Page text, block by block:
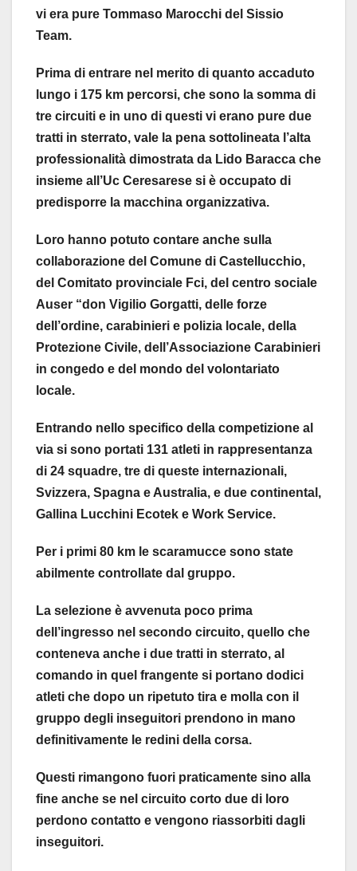
vi era pure Tommaso Marocchi del Sissio
Team.
Prima di entrare nel merito di quanto accaduto
lungo i 175 km percorsi, che sono la somma di
tre circuiti e in uno di questi vi erano pure due
tratti in sterrato, vale la pena sottolineata l’alta
professionalità dimostrata da Lido Baracca che
insieme all’Uc Ceresarese si è occupato di
predisporre la macchina organizzativa.
Loro hanno potuto contare anche sulla
collaborazione del Comune di Castellucchio,
del Comitato provinciale Fci, del centro sociale
Auser “don Vigilio Gorgatti, delle forze
dell’ordine, carabinieri e polizia locale, della
Protezione Civile, dell’Associazione Carabinieri
in congedo e del mondo del volontariato
locale.
Entrando nello specifico della competizione al
via si sono portati 131 atleti in rappresentanza
di 24 squadre, tre di queste internazionali,
Svizzera, Spagna e Australia, e due continental,
Gallina Lucchini Ecotek e Work Service.
Per i primi 80 km le scaramucce sono state
abilmente controllate dal gruppo.
La selezione è avvenuta poco prima
dell’ingresso nel secondo circuito, quello che
conteneva anche i due tratti in sterrato, al
comando in quel frangente si portano dodici
atleti che dopo un ripetuto tira e molla con il
gruppo degli inseguitori prendono in mano
definitivamente le redini della corsa.
Questi rimangono fuori praticamente sino alla
fine anche se nel circuito corto due di loro
perdono contatto e vengono riassorbiti dagli
inseguitori.